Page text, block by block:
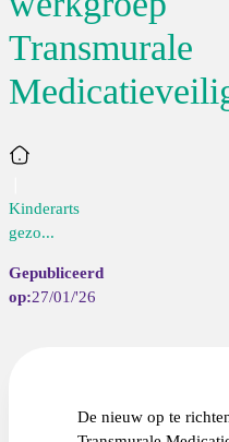
Transmurale
Home
Kinderarts
gezo...
27/01/'26
De nieuw op te